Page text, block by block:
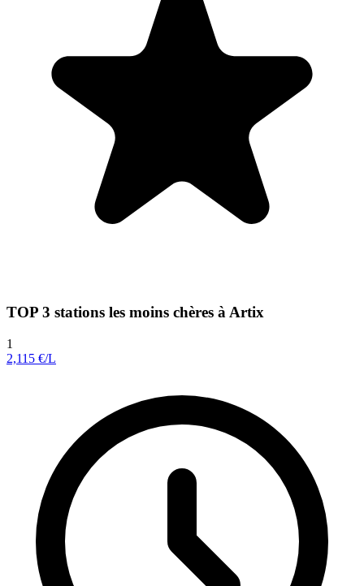
TOP 3 stations les moins chères à Artix
1
2,115 €/L